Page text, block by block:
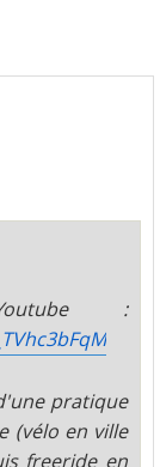
:
pratique
(vélo en ville
freeride en